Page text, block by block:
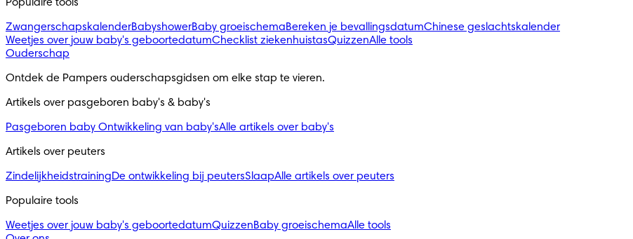
Populaire tools
ZwangerschapskalenderBabyshowerBaby groeischemaBereken je bevallingsdatumChinese geslachtskalender
Weetjes over jouw baby's geboortedatumChecklist ziekenhuistasQuizzenAlle tools
Ouderschap
Ontdek de Pampers ouderschapsgidsen om elke stap te vieren.
Artikels over pasgeboren baby's & baby's
Pasgeboren baby Ontwikkeling van baby'sAlle artikels over baby's
Artikels over peuters
ZindelijkheidstrainingDe ontwikkeling bij peutersSlaapAlle artikels over peuters
Populaire tools
Weetjes over jouw baby's geboortedatumQuizzenBaby groeischemaAlle tools